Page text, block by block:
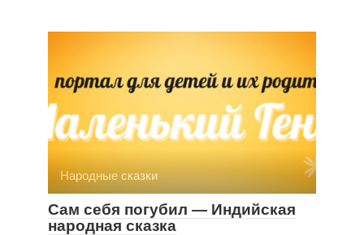
Народные сказки
Сам себя погубил — Индийская
народная сказка